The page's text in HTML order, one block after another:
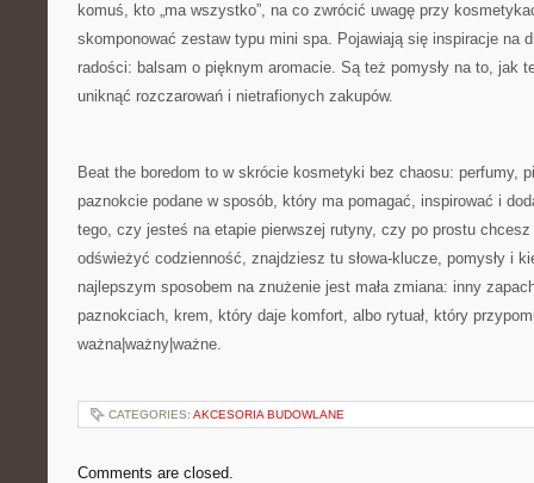
komuś, kto „ma wszystko”, na co zwrócić uwagę przy
skomponować zestaw typu mini spa. Pojawiają się inspiracje na
radości: balsam o pięknym aromacie. Są też pomysły na to, jak
uniknąć rozczarowań i nietrafionych zakupów.
Beat the boredom to w skrócie kosmetyki bez chaosu: perfumy,
paznokcie podane w sposób, który ma pomagać, inspirować i
tego, czy jesteś na etapie pierwszej rutyny, czy po prostu
odświeżyć codzienność, znajdziesz tu słowa-klucze, pomysły i
najlepszym sposobem na znużenie jest mała zmiana: inny
paznokciach, krem, który daje komfort, albo rytuał, który
ważna|ważny|ważne.
CATEGORIES: AKCESORIA BUDOWLANE
Comments are closed.